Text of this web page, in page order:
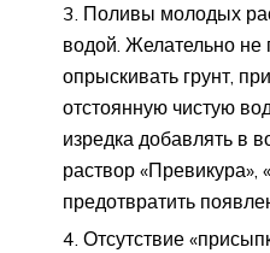
Поливы молодых
водой. Желательно не
опрыскивать грунт,
отстоянную чистую
изредка добавлять в
раствор «Превикура»,
предотвратить
Отсутствие